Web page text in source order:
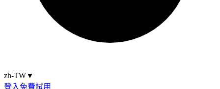
zh-TW▼
登入 免費試用